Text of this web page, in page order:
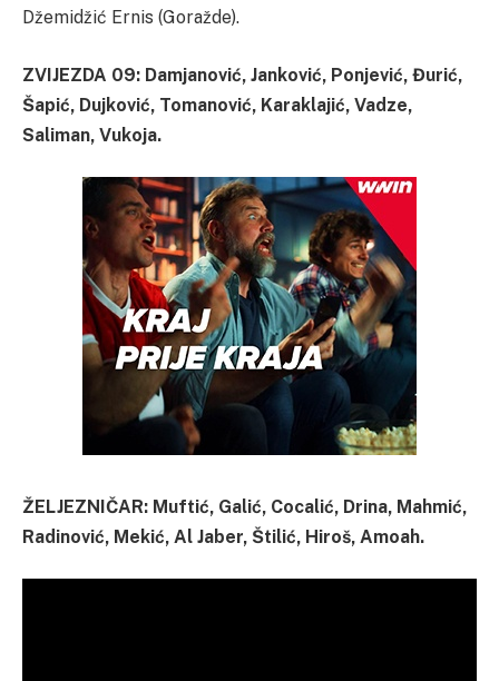
Džemidžić Ernis (Goražde).
ZVIJEZDA 09: Damjanović, Janković, Ponjević, Đurić,
Šapić, Dujković, Tomanović, Karaklajić, Vadze,
Saliman, Vukoja.
ŽELJEZNIČAR: Muftić, Galić, Cocalić, Drina, Mahmić,
Radinović, Mekić, Al Jaber, Štilić, Hiroš, Amoah.